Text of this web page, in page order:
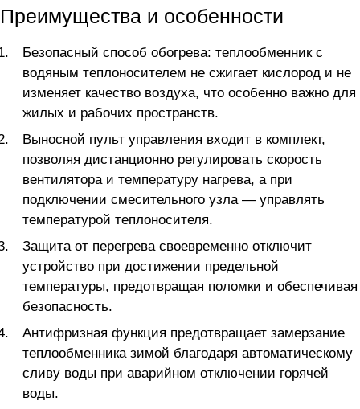
Преимущества и особенности
Безопасный способ обогрева: теплообменник с
водяным теплоносителем не сжигает кислород и не
изменяет качество воздуха, что особенно важно для
жилых и рабочих пространств.
Выносной пульт управления входит в комплект,
позволяя дистанционно регулировать скорость
вентилятора и температуру нагрева, а при
подключении смесительного узла — управлять
температурой теплоносителя.
Защита от перегрева своевременно отключит
устройство при достижении предельной
температуры, предотвращая поломки и обеспечивая
безопасность.
Антифризная функция предотвращает замерзание
теплообменника зимой благодаря автоматическому
сливу воды при аварийном отключении горячей
воды.